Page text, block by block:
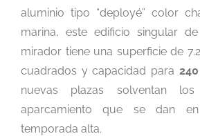
aluminio tipo “deployé” color
marina, este edificio singular
mirador tiene una superficie de
cuadrados y capacidad para
nuevas plazas solventan
aparcamiento que se dan
temporada alta.